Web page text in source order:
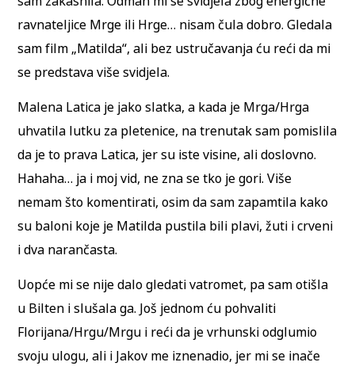
ravnateljice Mrge ili Hrge… nisam čula dobro. Gledala
sam film „Matilda“, ali bez ustručavanja ću reći da mi
se predstava više svidjela.
Malena Latica je jako slatka, a kada je Mrga/Hrga
uhvatila lutku za pletenice, na trenutak sam pomislila
da je to prava Latica, jer su iste visine, ali doslovno.
Hahaha… ja i moj vid, ne zna se tko je gori. Više
nemam što komentirati, osim da sam zapamtila kako
su baloni koje je Matilda pustila bili plavi, žuti i crveni
i dva narančasta.
Uopće mi se nije dalo gledati vatromet, pa sam otišla
u Bilten i slušala ga. Još jednom ću pohvaliti
Florijana/Hrgu/Mrgu i reći da je vrhunski odglumio
svoju ulogu, ali i Jakov me iznenadio, jer mi se inače